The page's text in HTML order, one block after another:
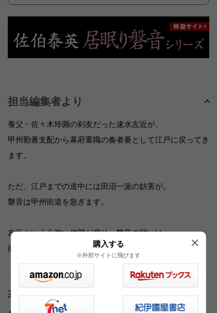
担当編集者より
養父・佐々木玲圓の剣友だった速水左近が、
甲州勤番支配から幕府重職の奏者番として江戸に戻ってき
ます。
ただ、江戸までの道中には田沼一派の妨害が。
磐音は甲州街道を急ぎます。
左近という心強い仲間が戻り、磐音の戦いは
御三家や譜代をも巻き込んだ、新たな局面を迎えます。
著者
購入する
※外部サイトに飛びます